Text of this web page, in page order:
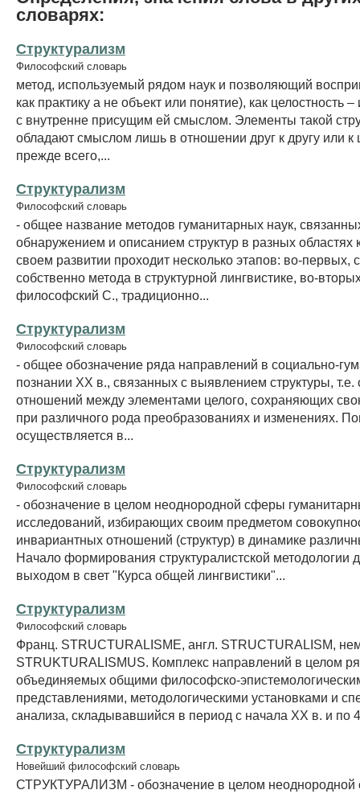
словарях:
Структурализм
Философский словарь
метод, используемый рядом наук и позволяющий
как практику а не объект или понятие), как целостность –
с внутренне присущим ей смыслом. Элементы такой
обладают смыслом лишь в отношении друг к другу или к
прежде всего,...
Структурализм
Философский словарь
- общее название методов гуманитарных наук,
обнаружением и описанием структур в разных областях
своем развитии проходит несколько этапов: во-первых,
собственно метода в структурной лингвистике, во-
философский С., традиционно...
Структурализм
Философский словарь
- общее обозначение ряда направлений в социально-
познании XX в., связанных с выявлением структуры, т.е.
отношений между элементами целого, сохраняющих
при различного рода преобразованиях и изменениях.
осуществляется в...
Структурализм
Философский словарь
- обозначение в целом неоднородной сферы
исследований, избирающих своим предметом
инвариантных отношений (структур) в динамике
Начало формирования структуралистской методологии
выходом в свет "Курса общей лингвистики"...
Структурализм
Философский словарь
Франц. STRUCTURALISME, англ. STRUCTURALISM,
STRUKTURALISMUS. Комплекс направлений в целом
объединяемых общими философско-
представлениями, методологическими установками и
анализа, складывавшийся в период с начала XX в. и по
Структурализм
Новейший философский словарь
СТРУКТУРАЛИЗМ - обозначение в целом